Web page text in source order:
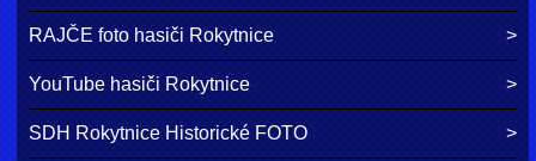
RAJČE foto hasiči Rokytnice
YouTube hasiči Rokytnice
SDH Rokytnice Historické FOTO